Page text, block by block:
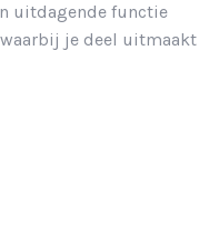
uitdagende functie
je deel uitmaakt